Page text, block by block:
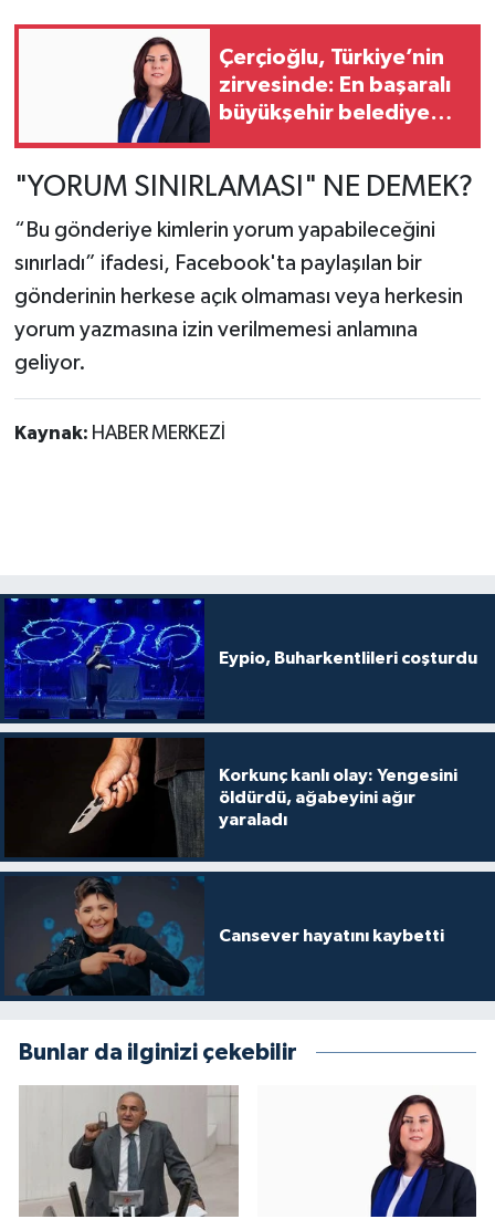
Çerçioğlu, Türkiye’nin
zirvesinde: En başaralı
büyükşehir belediye
"YORUM SINIRLAMASI" NE DEMEK?
“Bu gönderiye kimlerin yorum yapabileceğini
sınırladı” ifadesi, Facebook'ta paylaşılan bir
gönderinin herkese açık olmaması veya herkesin
yorum yazmasına izin verilmemesi anlamına
geliyor.
Kaynak: HABER MERKEZİ
Eypio, Buharkentlileri coşturdu
Korkunç kanlı olay: Yengesini
öldürdü, ağabeyini ağır
yaraladı
Cansever hayatını kaybetti
Bunlar da ilginizi çekebilir